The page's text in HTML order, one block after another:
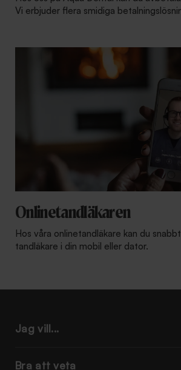
Vi erbjuder flera smidiga
Onlinetandläkaren
Hos våra onlinetandläkare kan du
tandläkare i din mobil eller dator.
Jag vill...
Bra att veta